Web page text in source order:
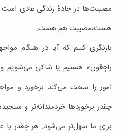
مصیبت‌ها در جادۀ زندگی عادی
هست،مصیبت هم هست.
بازنگری کنیم که آیا در هنگام
راجِعُونَ» هستیم یا شاکی می‌شویم و
امور را سخت می‌کند برخورد و
چقدر برخوردها خردمندانه‌تر و
برای ما سهل‌تر می‌شود. هر چقدر